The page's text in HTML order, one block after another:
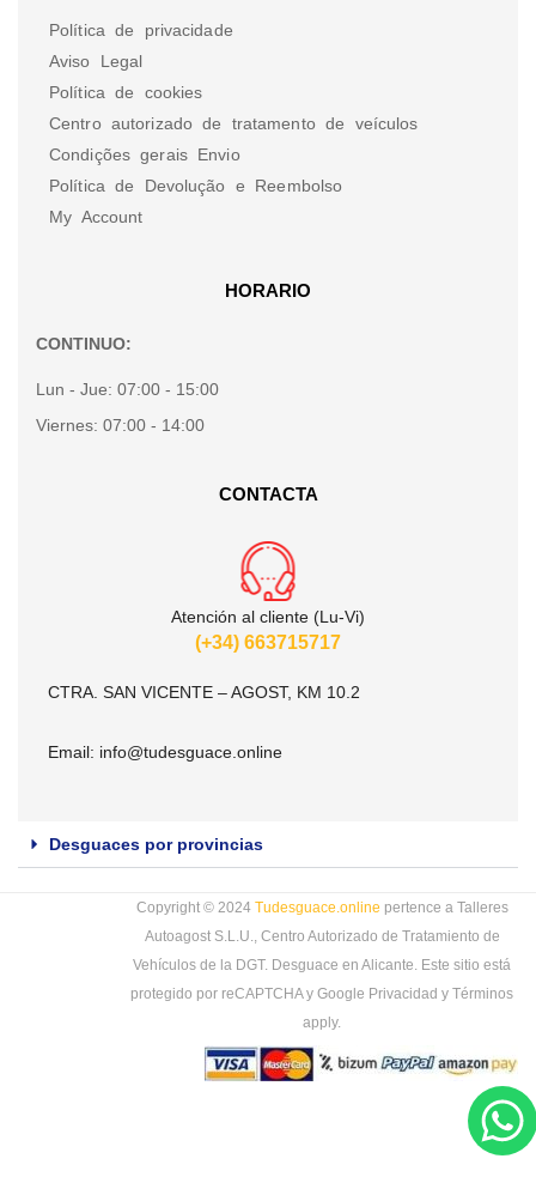
Política de privacidade
Aviso Legal
Política de cookies
Centro autorizado de tratamento de veículos
Condições gerais Envio
Política de Devolução e Reembolso
My Account
HORARIO
CONTINUO:
Lun - Jue: 07:00 - 15:00
Viernes: 07:00 - 14:00
CONTACTA
Atención al cliente (Lu-Vi)
(+34) 663715717
CTRA. SAN VICENTE – AGOST, KM 10.2
Email: info@tudesguace.online
Desguaces por provincias
Copyright © 2024 Tudesguace.online pertence a Talleres
Autoagost S.L.U., Centro Autorizado de Tratamiento de
Vehículos de la DGT. Desguace en Alicante. Este sitio está
protegido por reCAPTCHA y Google Privacidad y Términos
apply.